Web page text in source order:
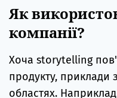
Як
компанії?
Хоча storytelling
продукту, приклади
областях.